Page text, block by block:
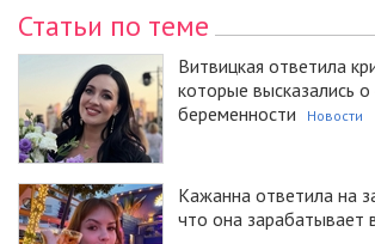
Статьи по теме
Витвицкая ответила
которые высказались о
беременности
Новости
Кажанна ответила на
что она зарабатывает